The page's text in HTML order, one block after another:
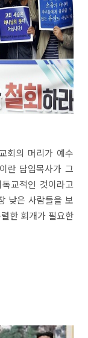
회의 머리가 예수
란 담임목사가 그
교적인 것이라고
낮은 사람들을 보
한 회개가 필요한